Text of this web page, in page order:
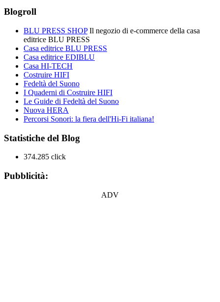
Blogroll
BLU PRESS SHOPIl negozio di e-commerce della casa
editrice BLU PRESS
Casa editrice BLU PRESS
Casa editrice EDIBLU
Casa HI-TECH
Costruire HIFI
Fedeltà del Suono
I Quaderni di Costruire HIFI
Le Guide di Fedeltà del Suono
Nuova HERA
Percorsi Sonori: la fiera dell'Hi-Fi italiana!
Statistiche del Blog
374.285 click
Pubblicità:
ADV